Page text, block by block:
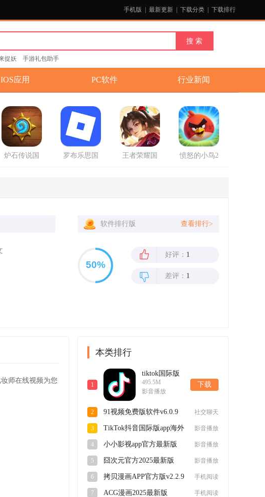
手机版 最新更新 下载分类 下载排行
捉妖 手游礼包助手
IOS应用 PC软件 行业新闻
炉石传说国
罗布乐思国
王者荣耀国
愤怒的小鸟2
软件排行版 查看排行>
好评： 1
差评： 1
师在线视频为您
本类排行
1
tiktok国际版
短视频最新版
app41.1.1安卓
495.5M
影音播放
下载
2
91视频免费版软件v6.0.9
社交聊天
3
TikTok抖音国际版app海外
影音播放
4
小小影视app官方最新版
影音播放
5
囧次元官方2025最新版
影音播放
6
拷贝漫画APP官方版v2.2.9
手机阅读
7
ACG漫画2025最新版
手机阅读